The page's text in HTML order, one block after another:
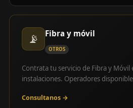
📡 Fibra y móvil
OTROS
Contrata tu servicio de Fibra y Móvil
instalaciones. Operadores
Consultanos →